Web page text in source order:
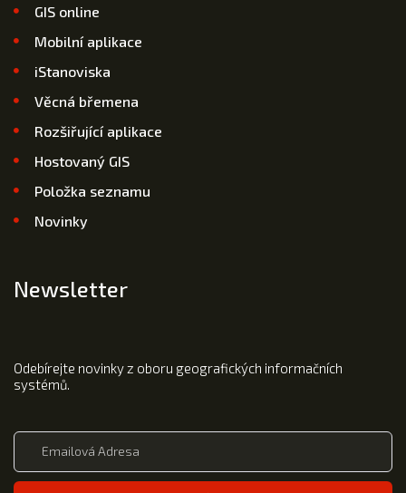
GIS online
Mobilní aplikace
iStanoviska
Věcná břemena
Rozšiřující aplikace
Hostovaný GIS
Položka seznamu
Novinky
Newsletter
Odebírejte novinky z oboru geografických informačních
systémů.